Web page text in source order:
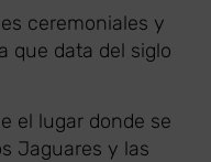
ceremoniales y
que data del siglo
el lugar donde se
Jaguares y las